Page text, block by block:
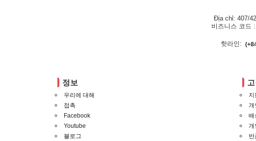
Địa chỉ: 407/
비즈니스 코드
핫라인:
정보
우리에 대해
접촉
Facebook
Youtube
블로그
지
개
배
개
반